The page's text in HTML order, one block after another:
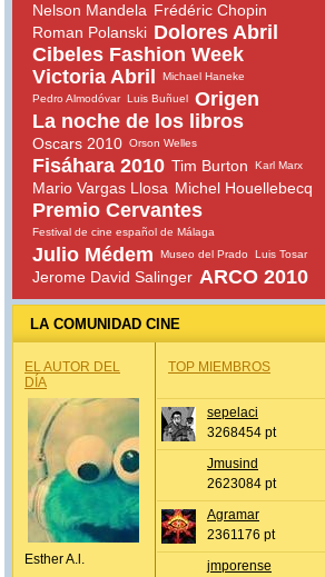
Nelson Mandela Frédéric Chopin
Roman Polanski Dolores Abril
Cibeles Fashion Week
Victoria Abril
Michael Haneke
Pedro Almodóvar Luis Buñuel Origen
La noche de los libros
Oscars 2010 Orson Welles
Fisáhara 2010 Tim Burton Karl Marx
Mario Vargas Llosa Michel Houellebecq
Premio Cervantes
Festival de cine español de Málaga
Julio Médem Museo del Prado Luis Tosar
Jerome David Salinger ARCO 2010
LA COMUNIDAD CINE
EL AUTOR DEL
DÍA
Esther A.l.
TOP MIEMBROS
sepelaci
3268454 pt
Jmusind
2623084 pt
Agramar
2361176 pt
jmporense